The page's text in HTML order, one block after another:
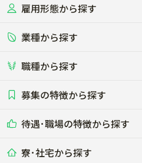
北海道
関東
東海
雇用形態から探す
正社員
短期アルバイト
その他（独立・副業など）
業種から探す
畜産（酪農･肉牛･養豚･養
酪農
する牧場
養豚
畑・圃場で野菜・穀物を生産
職種から探す
農場･牧場･現場職
募集の特徴から探す
未経験歓迎
学歴不問
待遇･職場の特徴から探す
社会保険完備
寮･社宅から探す